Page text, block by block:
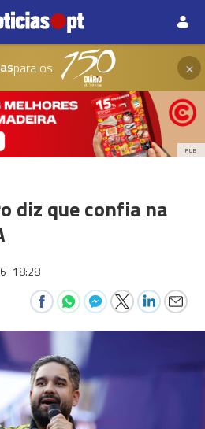
para os ×
PUB
diz que confia na
18:28